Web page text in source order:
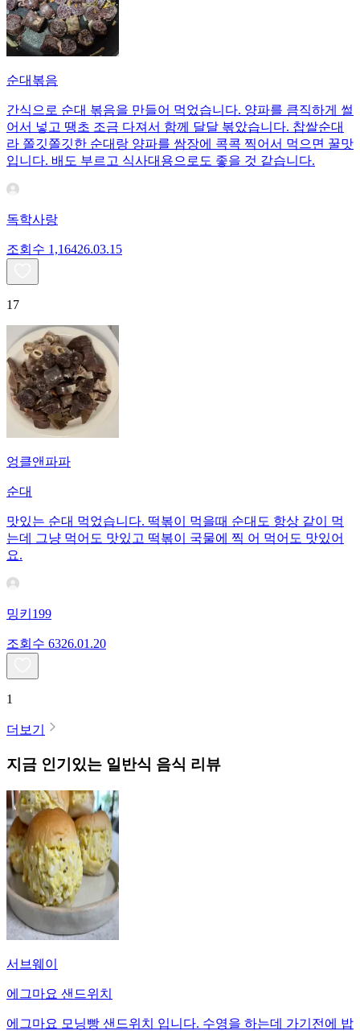
순대볶음
간식으로 순대 볶음을 만들어 먹었습니다. 양파를 큼직하게 썰
어서 넣고 땡초 조금 다져서 함께 달달 볶았습니다. 찹쌀순대
라 쫄깃쫄깃한 순대랑 양파를 쌈장에 콕콕 찍어서 먹으면 꿀맛
입니다. 배도 부르고 식사대용으로도 좋을 것 같습니다.
독학사랑
조회수 1,16426.03.15
17
엉클앤파파
순대
맛있는 순대 먹었습니다. 떡볶이 먹을때 순대도 항상 같이 먹
는데 그냥 먹어도 맛있고 떡볶이 국물에 찍 어 먹어도 맛있어
요.
밍키199
조회수 6326.01.20
1
더보기
지금 인기있는 일반식 음식 리뷰
서브웨이
에그마요 샌드위치
에그마요 모닝빵 샌드위치 입니다. 수영을 하는데 가기전에 밥